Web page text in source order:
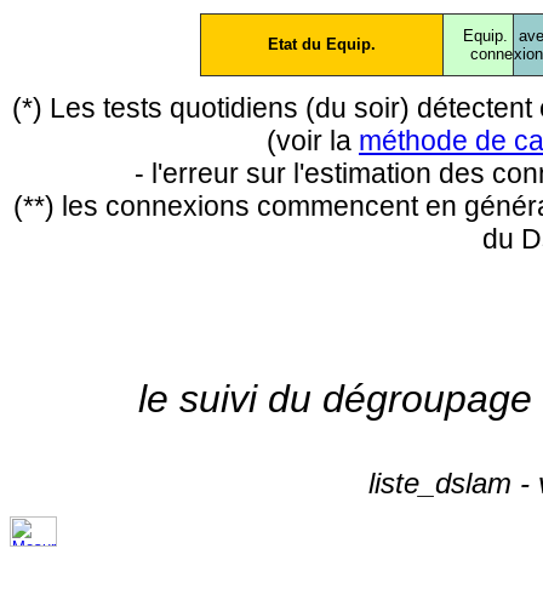
Etat du Equip.
Equip.
conne
(*) Les tests quotidiens (du soir)
(voir la méthode de
- l'erreur sur l'estimation des
(**) les connexions commencent en
du
le suivi du
liste_dslam -